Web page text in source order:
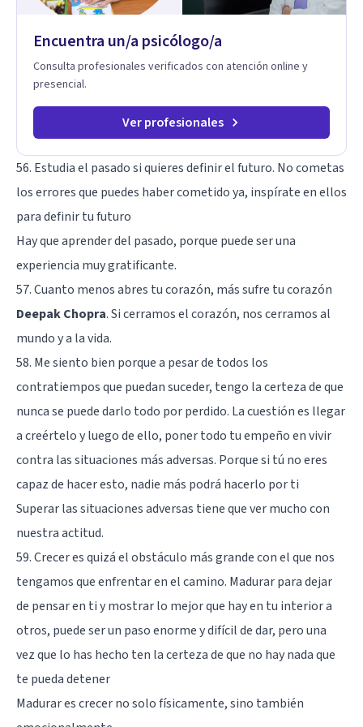
Encuentra un/a psicólogo/a
Consulta profesionales verificados con atención online y
presencial.
Ver profesionales
56. Estudia el pasado si quieres definir el futuro. No cometas
los errores que puedes haber cometido ya, inspírate en ellos
para definir tu futuro
Hay que aprender del pasado, porque puede ser una
experiencia muy gratificante.
57. Cuanto menos abres tu corazón, más sufre tu corazón
Deepak Chopra. Si cerramos el corazón, nos cerramos al
mundo y a la vida.
58. Me siento bien porque a pesar de todos los
contratiempos que puedan suceder, tengo la certeza de que
nunca se puede darlo todo por perdido. La cuestión es llegar
a creértelo y luego de ello, poner todo tu empeño en vivir
contra las situaciones más adversas. Porque si tú no eres
capaz de hacer esto, nadie más podrá hacerlo por ti
Superar las situaciones adversas tiene que ver mucho con
nuestra actitud.
59. Crecer es quizá el obstáculo más grande con el que nos
tengamos que enfrentar en el camino. Madurar para dejar
de pensar en ti y mostrar lo mejor que hay en tu interior a
otros, puede ser un paso enorme y difícil de dar, pero una
vez que lo has hecho ten la certeza de que no hay nada que
te pueda detener
Madurar es crecer no solo físicamente, sino también